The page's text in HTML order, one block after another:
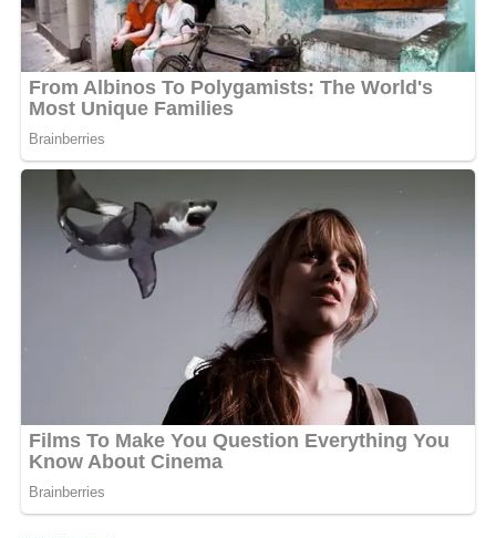
petugas di sejumlah desa maupun kelurahan.
Maka itu mengatasi persoalan tersebut DPMD
mengembangkan inovasi PROAKTIF atau Profil
Desa/Kelurahan yang Akurat Aktual Terintegrasi dan
Partisipatif dengan melibatkan pemerintah desa kelurahan
kecamatan hingga DPMD dalam proses pemutakhiran dan
validasi data.
“Kami ingin seluruh data desa
dan kelurahan dapat diinput secara akurat sehingga mampu
menggambarkan kondisi riil sebagai dasar penilaian
perkembangan desa,” ujarnya. (Ujg/SB)
WhatsApp 0
Messenger 0 Twitter/X 0